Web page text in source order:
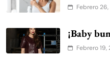
Febrero
¡Baby
Febrero 19,